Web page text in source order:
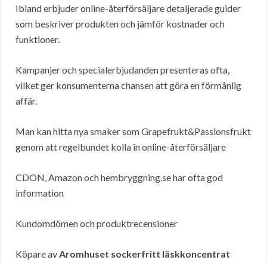
Ibland erbjuder online-återförsäljare detaljerade guider
som beskriver produkten och jämför kostnader och
funktioner.
Kampanjer och specialerbjudanden presenteras ofta,
vilket ger konsumenterna chansen att göra en förmånlig
affär.
Man kan hitta nya smaker som Grapefrukt&Passionsfrukt
genom att regelbundet kolla in online-återförsäljare
CDON, Amazon och hembryggning.se har ofta god
information
Kundomdömen och produktrecensioner
Köpare avAromhuset sockerfritt läskkoncentrat